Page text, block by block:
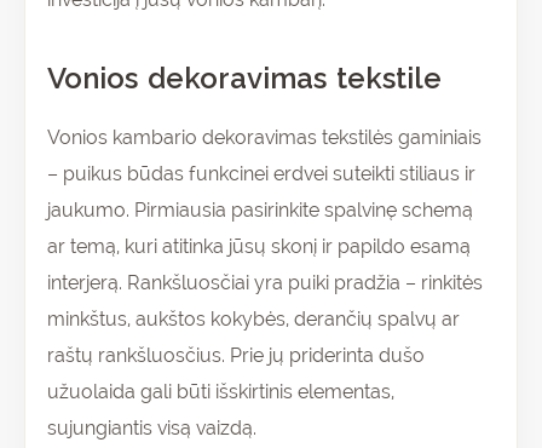
Vonios dekoravimas tekstile
Vonios kambario dekoravimas tekstilės gaminiais
– puikus būdas funkcinei erdvei suteikti stiliaus ir
jaukumo. Pirmiausia pasirinkite spalvinę schemą
ar temą, kuri atitinka jūsų skonį ir papildo esamą
interjerą. Rankšluosčiai yra puiki pradžia – rinkitės
minkštus, aukštos kokybės, derančių spalvų ar
raštų rankšluosčius. Prie jų priderinta dušo
užuolaida gali būti išskirtinis elementas,
sujungiantis visą vaizdą.